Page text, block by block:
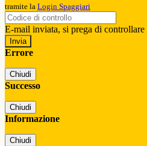
tramite la Login Spaggiari
E-mail inviata, si prega di controllare
Errore
Chiudi
Successo
Chiudi
Informazione
Chiudi